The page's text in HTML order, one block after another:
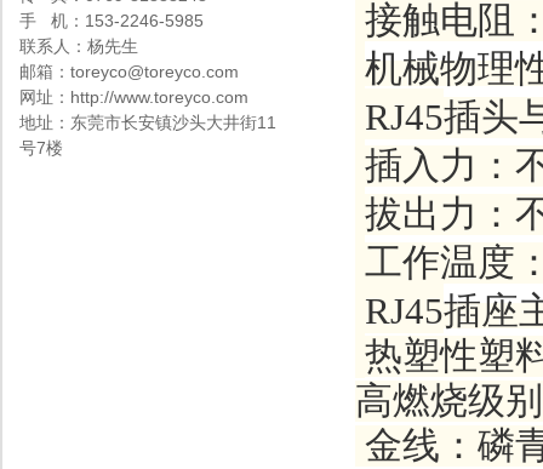
手 机：153-2246-5985
联系人：杨先生
邮箱：toreyco@toreyco.com
网址：http://www.toreyco.com
地址：东莞市长安镇沙头大井街11
号7楼
接触电阻
机械物理
RJ45插头
插入力：
拔出力：
工作温度
RJ45插座
热塑性塑
高燃烧级别
金线：磷